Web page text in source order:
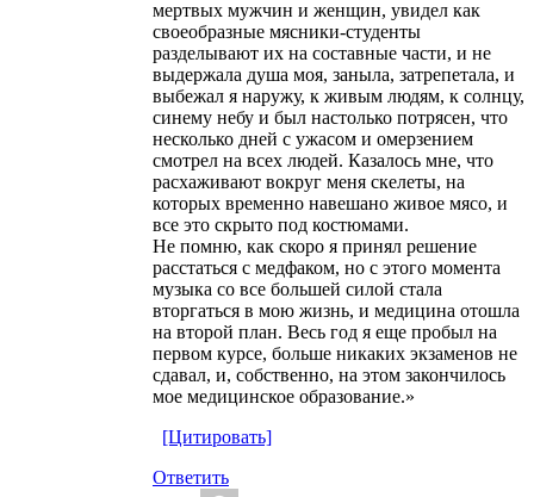
мертвых мужчин и женщин, увидел как
своеобразные мясники-студенты
разделывают их на составные части, и не
выдержала душа моя, заныла, затрепетала, и
выбежал я наружу, к живым людям, к солнцу,
синему небу и был настолько потрясен, что
несколько дней с ужасом и омерзением
смотрел на всех людей. Казалось мне, что
расхаживают вокруг меня скелеты, на
которых временно навешано живое мясо, и
все это скрыто под костюмами.
Не помню, как скоро я принял решение
расстаться с медфаком, но с этого момента
музыка со все большей силой стала
вторгаться в мою жизнь, и медицина отошла
на второй план. Весь год я еще пробыл на
первом курсе, больше никаких экзаменов не
сдавал, и, собственно, на этом закончилось
мое медицинское образование.»
[Цитировать]
Ответить